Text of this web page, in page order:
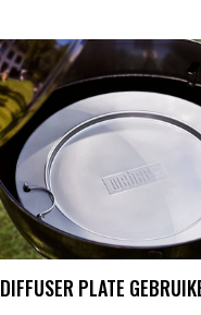
DIFFUSER PLATE